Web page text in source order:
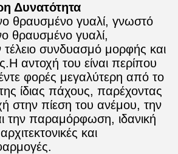
Δυνατότητα
θραυσμένο γυαλί, γνωστό
θραυσμένο γυαλί,
συνδυασμό μορφής και
αντοχή του είναι περίπου
φορές μεγαλύτερη από το
ίδιας πάχους, παρέχοντας
στην πίεση του ανέμου, την
την παραμόρφωση, ιδανική
και